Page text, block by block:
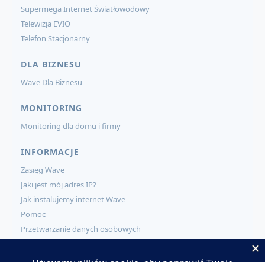
Supermega Internet Światłowodowy
Telewizja EVIO
Telefon Stacjonarny
DLA BIZNESU
Wave Dla Biznesu
MONITORING
Monitoring dla domu i firmy
INFORMACJE
Zasięg Wave
Jaki jest mój adres IP?
Jak instalujemy internet Wave
Pomoc
Przetwarzanie danych osobowych